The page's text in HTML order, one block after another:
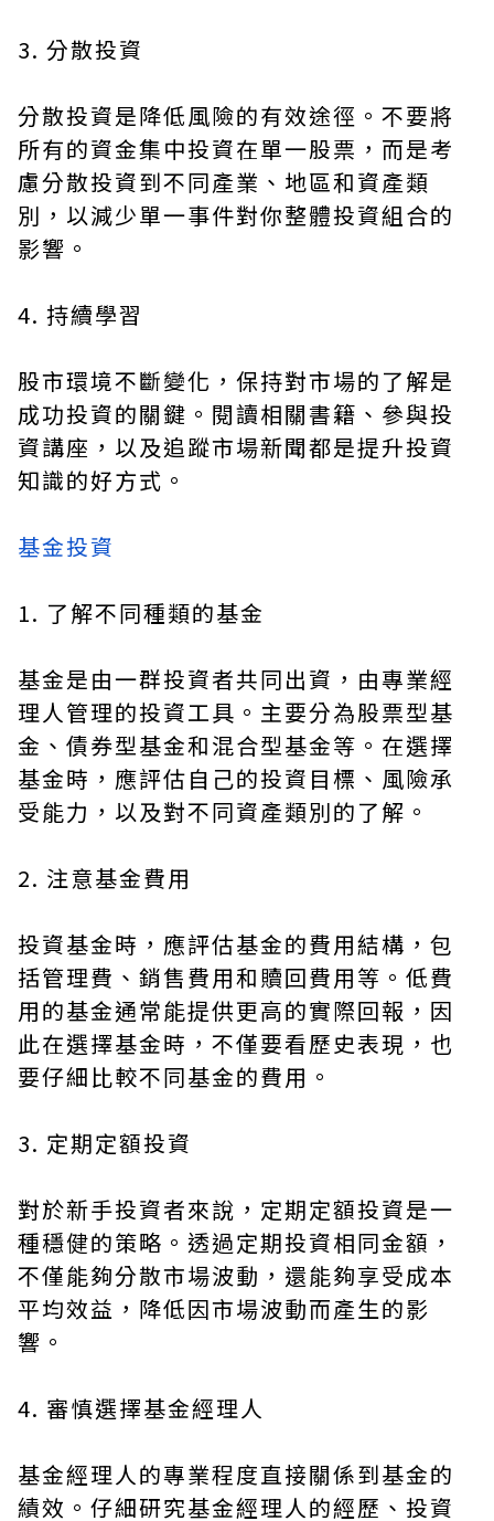
3. 分散投資
分散投資是降低風險的有效途徑。不要將
所有的資金集中投資在單一股票，而是考
慮分散投資到不同產業、地區和資產類
別，以減少單一事件對你整體投資組合的
影響。
4. 持續學習
股市環境不斷變化，保持對市場的了解是
成功投資的關鍵。閱讀相關書籍、參與投
資講座，以及追蹤市場新聞都是提升投資
知識的好方式。
基金投資
1. 了解不同種類的基金
基金是由一群投資者共同出資，由專業經
理人管理的投資工具。主要分為股票型基
金、債券型基金和混合型基金等。在選擇
基金時，應評估自己的投資目標、風險承
受能力，以及對不同資產類別的了解。
2. 注意基金費用
投資基金時，應評估基金的費用結構，包
括管理費、銷售費用和贖回費用等。低費
用的基金通常能提供更高的實際回報，因
此在選擇基金時，不僅要看歷史表現，也
要仔細比較不同基金的費用。
3. 定期定額投資
對於新手投資者來說，定期定額投資是一
種穩健的策略。透過定期投資相同金額，
不僅能夠分散市場波動，還能夠享受成本
平均效益，降低因市場波動而產生的影
響。
4. 審慎選擇基金經理人
基金經理人的專業程度直接關係到基金的
績效。仔細研究基金經理人的經歷、投資